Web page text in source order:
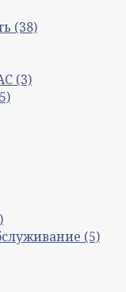
(38)
(3)
(5)